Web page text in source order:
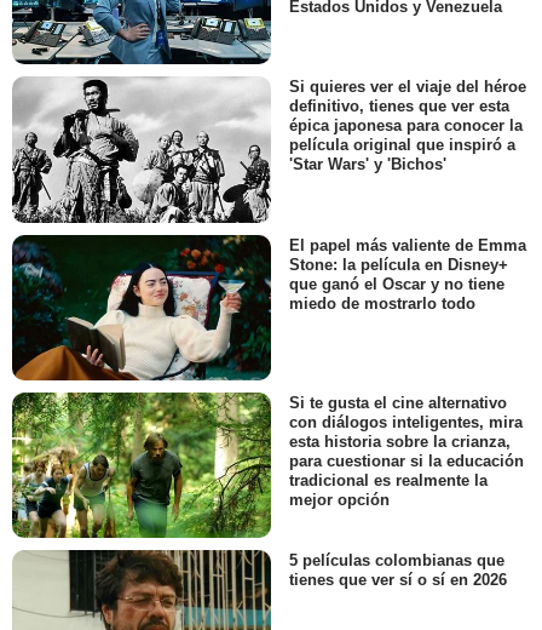
Estados Unidos y Venezuela
Si quieres ver el viaje del héroe
definitivo, tienes que ver esta
épica japonesa para conocer la
película original que inspiró a
'Star Wars' y 'Bichos'
El papel más valiente de Emma
Stone: la película en Disney+
que ganó el Oscar y no tiene
miedo de mostrarlo todo
Si te gusta el cine alternativo
con diálogos inteligentes, mira
esta historia sobre la crianza,
para cuestionar si la educación
tradicional es realmente la
mejor opción
5 películas colombianas que
tienes que ver sí o sí en 2026